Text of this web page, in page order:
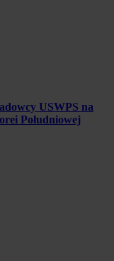
USWPS na
Południowej